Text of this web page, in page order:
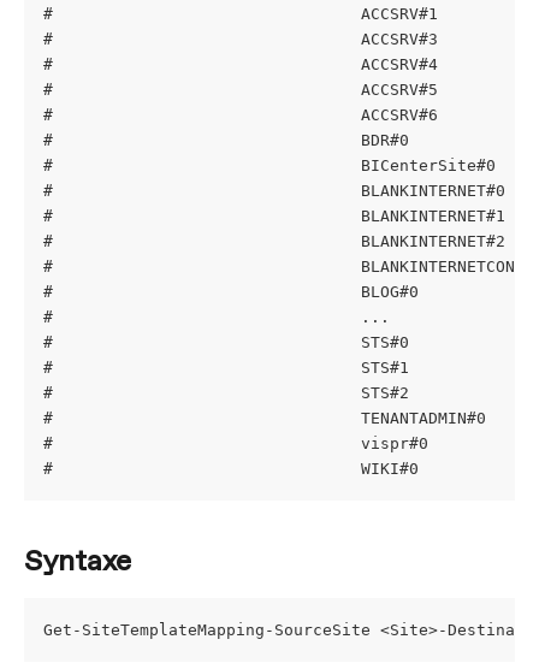
#                                ACCSRV#1
#                                ACCSRV#3
#                                ACCSRV#4
#                                ACCSRV#5
#                                ACCSRV#6
#                                BDR#0
#                                BICenterSite#0
#                                BLANKINTERNET#0
#                                BLANKINTERNET#1
#                                BLANKINTERNET#2
#
#                                BLOG#0
#                                ...
#                                STS#0
#                                STS#1
#                                STS#2
#                                TENANTADMIN#0
#                                vispr#0
#                                WIKI#0
Syntaxe
Get-SiteTemplateMapping-SourceSite <Site>-